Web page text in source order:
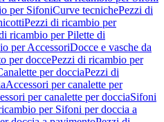
per SifoniCurve tecnichePezzi di
Pezzi di ricambio per
ricambio per Pilette di
per AccessoriDocce e vasche da
per doccePezzi di ricambio per
per docciaPezzi di
Accessori per canalette per
per canalette per docciaSifoni
per Sifoni per doccia a